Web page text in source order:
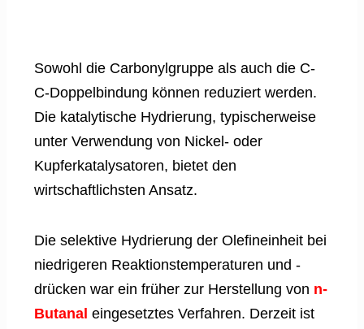
Sowohl die Carbonylgruppe als auch die C-
C-Doppelbindung können reduziert werden.
Die katalytische Hydrierung, typischerweise
unter Verwendung von Nickel- oder
Kupferkatalysatoren, bietet den
wirtschaftlichsten Ansatz.
Die selektive Hydrierung der Olefineinheit bei
niedrigeren Reaktionstemperaturen und -
drücken war ein früher zur Herstellung von n-
Butanal eingesetztes Verfahren. Derzeit ist